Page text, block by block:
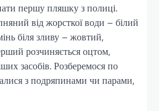
першу пляшку з полиці.
від жорсткої води – білий
біля зливу – жовтий,
розчиняється оцтом,
засобів. Розберемося по
з подряпинами чи парами,